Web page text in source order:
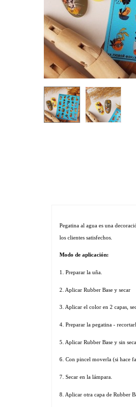
Pegatina al agua es una
los clientes satisfechos.
Modo de aplicación:
1. Preparar la uña.
2. Aplicar Rubber Base y secar
3. Aplicar el color en 2 capas,
4. Preparar la pegatina -
5. Aplicar Rubber Base y sin
6. Con pincel moverla (si hace
7. Secar en la lámpara.
8. Aplicar otra capa de Rubber